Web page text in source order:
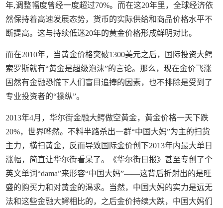
年,调整幅度曾经一度超过70%。而在这20年里，全球经济依
然保持着高速发展态势，货币的实际供给和商品价格水平不
断提高。这与持续低迷20年的黄金价格形成鲜明对比。
而在2010年，当黄金价格突破1300美元之后，国际投资大鳄
索罗斯就有“黄金是超级泡沫”的言论。那么，现在金价飞涨
固然有金融恐慌下人们盲目追捧的因素，也不排除是受到了
专业投资者的“操纵”。
2013年4月，华尔街金融大鳄做空黄金，黄金价格一天下跌
20%，世界哗然。不料半路杀出一群“中国大妈”为主的扫货
主力，横扫黄金，反而导致国际金价创下2013年内最大单日
涨幅，简直让华尔街看呆了。《华尔街日报》甚至专创了个
英文单词“dama”来形容“中国大妈”——这背后折射出的是旺
盛的购买力和对黄金的渴求。当然，中国大妈的实力是远无
法和这些金融大鳄相比的，之后金价持续大跌，中国大妈们